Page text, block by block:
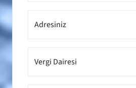
Adresiniz
Vergi Dairesi